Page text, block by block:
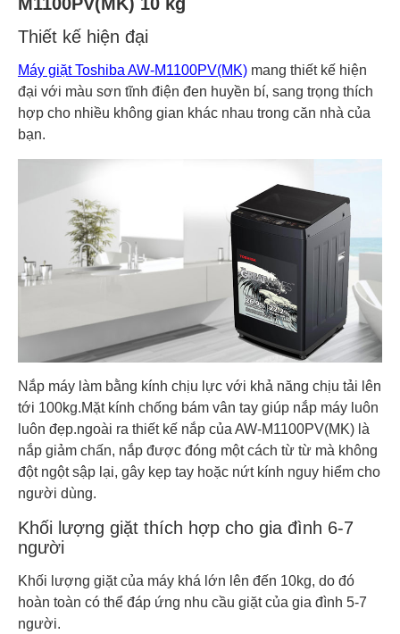
Thiết kế hiện đại
Máy giặt Toshiba AW-M1100PV(MK) mang thiết kế hiện
đại với màu sơn tĩnh điện đen huyền bí, sang trọng thích
hợp cho nhiều không gian khác nhau trong căn nhà của
bạn.
Nắp máy làm bằng kính chịu lực với khả năng chịu tải lên
tới 100kg.Mặt kính chống bám vân tay giúp nắp máy luôn
luôn đẹp.ngoài ra thiết kế nắp của AW-M1100PV(MK) là
nắp giảm chấn, nắp được đóng một cách từ từ mà không
đột ngột sập lại, gây kẹp tay hoặc nứt kính nguy hiểm cho
người dùng.
Khối lượng giặt thích hợp cho gia đình 6-7
người
Khối lượng giặt của máy khá lớn lên đến 10kg, do đó
hoàn toàn có thể đáp ứng nhu cầu giặt của gia đình 5-7
người.